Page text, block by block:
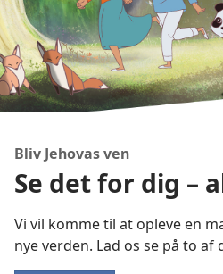
Bliv Jehovas ven
Se det for dig –
Vi vil komme til at opleve en
nye verden. Lad os se på to af